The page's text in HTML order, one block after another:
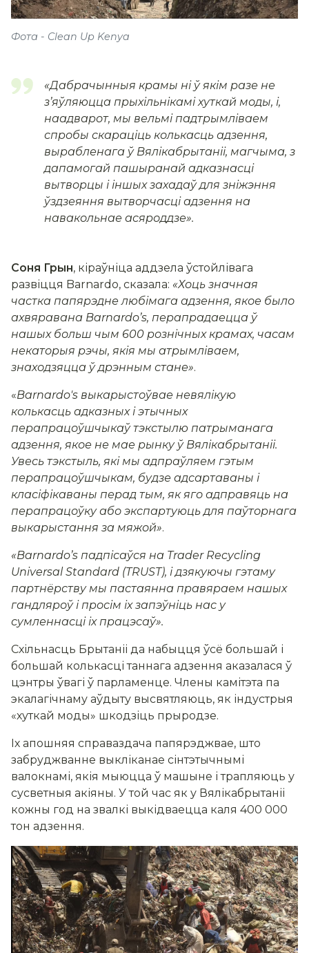
Фота - Clean Up Kenya
«Дабрачынныя крамы ні ў якім разе не
зʼяўляюцца прыхільнікамі хуткай моды, і,
наадварот, мы вельмі падтрымліваем
спробы скараціць колькасць адзення,
вырабленага ў Вялікабрытаніі, магчыма, з
дапамогай пашыранай адказнасці
вытворцы і іншых захадаў для зніжэння
ўздзеяння вытворчасці адзення на
навакольнае асяроддзе».
Соня Грын, кіраўніца аддзела ўстойлівага
развіцця Barnardo, сказала: «Хоць значная
частка папярэдне любімага адзення, якое было
ахвяравана Barnardoʼs, перапрадаецца ў
нашых больш чым 600 рознічных крамах, часам
некаторыя рэчы, якія мы атрымліваем,
знаходзяцца ў дрэнным стане».
«Barnardo's выкарыстоўвае невялікую
колькасць адказных і этычных
перапрацоўшчыкаў тэкстылю патрыманага
адзення, якое не мае рынку ў Вялікабрытаніі.
Увесь тэкстыль, які мы адпраўляем гэтым
перапрацоўшчыкам, будзе адсартаваны і
класіфікаваны перад тым, як яго адправяць на
перапрацоўку або экспартуюць для паўторнага
выкарыстання за мяжой».
«Barnardoʼs падпісаўся на Trader Recycling
Universal Standard (TRUST), і дзякуючы гэтаму
партнёрству мы пастаянна правяраем нашых
гандляроў і просім іх запэўніць нас у
сумленнасці іх працэсаў».
Схільнасць Брытаніі да набыцця ўсё большай і
большай колькасці таннага адзення аказалася ў
цэнтры ўвагі ў парламенце. Члены камітэта па
экалагічнаму аўдыту высвятляюць, як індустрыя
«хуткай моды» шкодзіць прыродзе.
Іх апошняя справаздача папярэджвае, што
забруджванне выкліканае сінтэтычнымі
валокнамі, якія мыюцца ў машыне і трапляюць у
сусветныя акіяны. У той час як у Вялікабрытаніі
кожны год на звалкі выкідваецца каля 400 000
тон адзення.